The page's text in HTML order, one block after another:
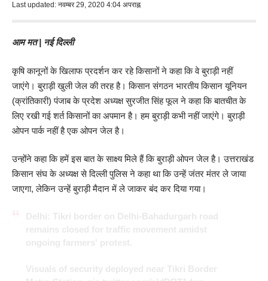
Last updated: नवम्बर 29, 2020 4:04 अपराह्न
आम मत | नई दिल्ली
कृषि कानूनों के खिलाफ प्रदर्शन कर रहे किसानों ने कहा कि वे बुराड़ी नहीं
जाएंगे। बुराड़ी खुली जेल की तरह है। किसान संगठन भारतीय किसान यूनियन
(क्रांतिकारी) पंजाब के प्रदेश अध्यक्ष सुरजीत सिंह फूल ने कहा कि बातचीत के
लिए रखी गई शर्त किसानों का अपमान है। हम बुराड़ी कभी नहीं जाएंगे। बुराड़ी
ओपन पार्क नहीं है एक ओपन जेल है।
उन्होंने कहा कि हमें इस बात के साक्ष्य मिले हैं कि बुराड़ी ओपन जेल है। उत्तराखंड
किसान संघ के अध्यक्ष से दिल्ली पुलिस ने कहा था कि उन्हें जंतर मंतर ले जाया
जाएगा, लेकिन उन्हें बुराड़ी मैदान में ले जाकर बंद कर दिया गया।